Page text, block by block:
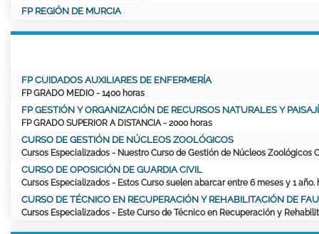
FP REGIÓN DE MURCIA
FP CUIDADOS AUXILIARES DE ENFERMERÍA
FP GRADO MEDIO - 1400 horas
FP GESTIÓN Y ORGANIZACIÓN DE RECURSOS NATURALES Y
FP GRADO SUPERIOR A DISTANCIA - 2000 horas
CURSO DE GESTIÓN DE NÚCLEOS ZOOLÓGICOS
Cursos Especializados - Nuestro Curso de Gestión de Núcleos Zoológicos
CURSO DE OPOSICIÓN DE GUARDIA CIVIL
Cursos Especializados - Estos Curso suelen abarcar entre 6 meses y 1 año.
CURSO DE TÉCNICO EN RECUPERACIÓN Y REHABILITACIÓN DE
Cursos Especializados - Este Curso de Técnico en Recuperación y